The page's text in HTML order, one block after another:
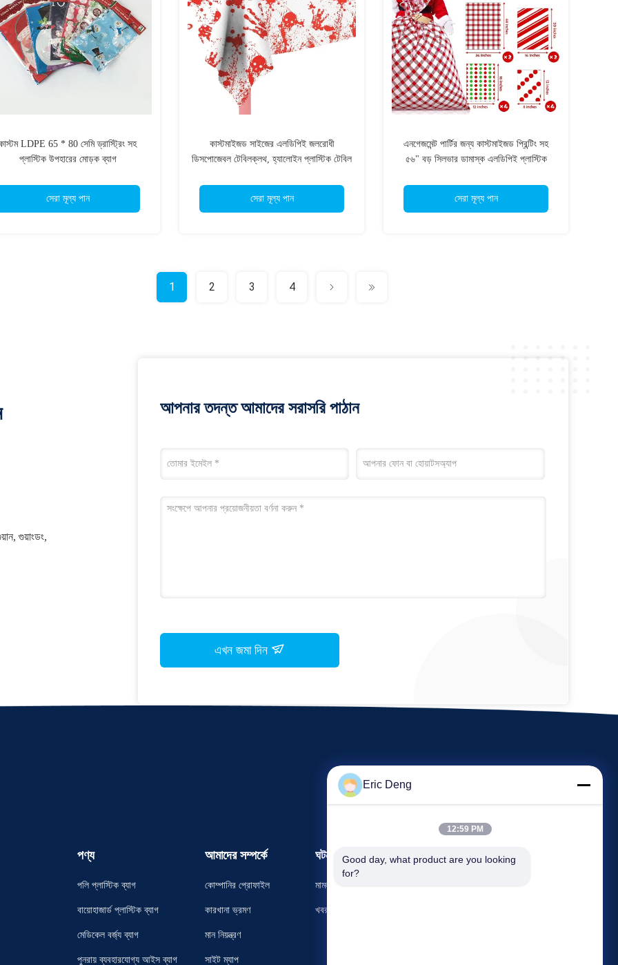
LDPE 65 * 80 সেমি ড্রাস্ট্রিং সহ
প্লাস্টিক উপহারের মোড়ক ব্যাগ
সেরা মূল্য পান
কাস্টমাইজড সাইজের এলডিপিই জলরোধী
ডিসপোজেবল টেবিলক্লথ, হ্যালোইন প্লাস্টিক টেবিল
সেরা মূল্য পান
এনগেজমেন্ট পার্টির জন্য কাস্টমাইজড প্রিন্টিং সহ
৫৬" বড় সিলভার ডামাস্ক এলডিপিই প্লাস্টিক
সেরা মূল্য পান
1 2 3 4
গুয়াংডং,
আপনার তদন্ত আমাদের সরাসরি পাঠান
এখন জমা দিন
পণ্য
পলি প্লাস্টিক ব্যাগ
বায়োহাজার্ড প্লাস্টিক ব্যাগ
মেডিকেল বর্জ্য ব্যাগ
পুনরায় ব্যবহারযোগ্য আইস ব্যাগ
আমাদের সম্পর্কে
কোম্পানির প্রোফাইল
কারখানা ভ্রমণ
মান নিয়ন্ত্রণ
সাইট ম্যাপ
ঘটনাবলী
মামলা
খবর
উদ্ধৃতির জন্য আবেদন
Eric Deng
12:59 PM
Good day, what product are you looking
for?